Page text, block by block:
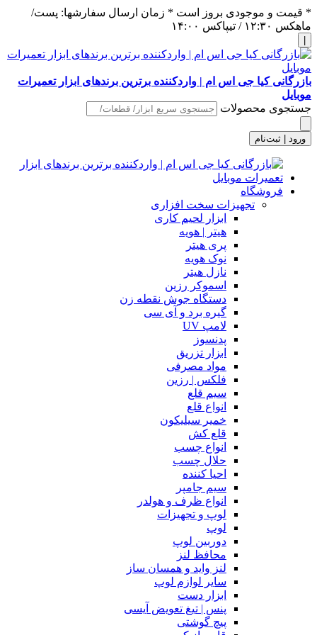
* قیمت و موجودی بروز است * زمان ارسال سفارشها: پست/
ماهکس ١٢:٣٠ / تیپاکس ١۴:٠٠
بازرگانی کیا جی اس ام | واردکننده برترین برندهای ابزار تعمیرات
موبایل
جستجوی محصولات
ورود | ثبت‌نام
فروشگاه
تجهیزات سخت افزاری
ابزار لحیم کاری
هیتر | هویه
پری هیتر
نوک هویه
نازل هیتر
اسموکر رزین
دستگاه جوش نقطه زن
گیره برد و آی سی
لامپ UV
پدنسوز
ابزار تزریق
مواد مصرفی
فلکس | رزین
سیم قلع
انواع قلع
خمیر سیلیکون
قلع کش
انواع چسب
حلال چسب
احیا کننده
سیم جامپر
انواع ظرف و هولدر
لوپ و تجهیزات
لوپ
دوربین لوپ
محافظ لنز
لنز واید و همسان ساز
سایر لوازم لوپ
ابزار دست
پنس | تیغ تعویض آیسی
پیچ گوشتی